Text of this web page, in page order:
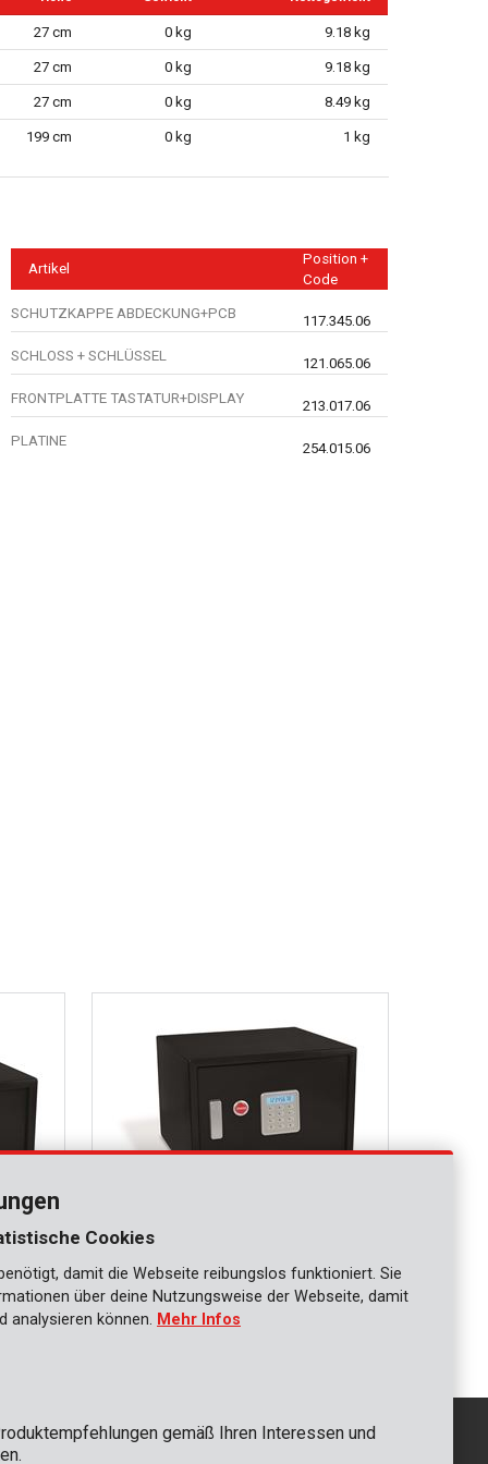
27 cm 0 kg 9.18 kg
27 cm 0 kg 9.18 kg
27 cm 0 kg 8.49 kg
199 cm 0 kg 1 kg
Artikel
Position +
Code
SCHUTZKAPPE ABDECKUNG+PCB 117.345.06
SCHLOSS + SCHLÜSSEL 121.065.06
FRONTPLATTE TASTATUR+DISPLAY 213.017.06
PLATINE 254.015.06
Elektronischer Safe 348x300x400mm
Cookies
damit die Webseite reibungslos funktioniert. Sie
über deine Nutzungsweise der Webseite, damit
analysieren können. Mehr Infos
gemäß Ihren Interessen und